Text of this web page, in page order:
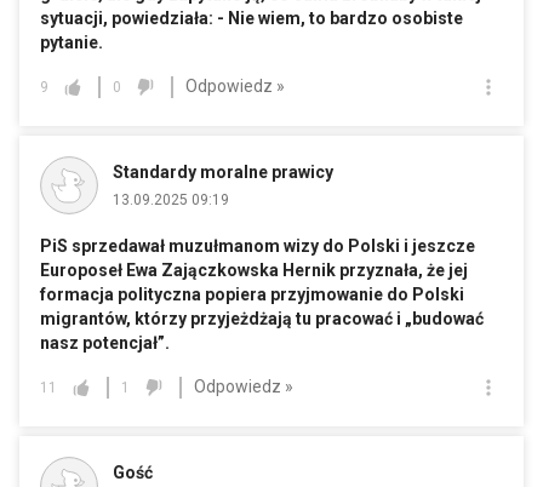
sytuacji, powiedziała: - Nie wiem, to bardzo osobiste
pytanie.
9 0 Odpowiedz »
Standardy moralne prawicy
13.09.2025 09:19
PiS sprzedawał muzułmanom wizy do Polski i jeszcze
Europoseł Ewa Zajączkowska Hernik przyznała, że jej
formacja polityczna popiera przyjmowanie do Polski
migrantów, którzy przyjeżdżają tu pracować i „budować
nasz potencjał”.
11 1 Odpowiedz »
Gość